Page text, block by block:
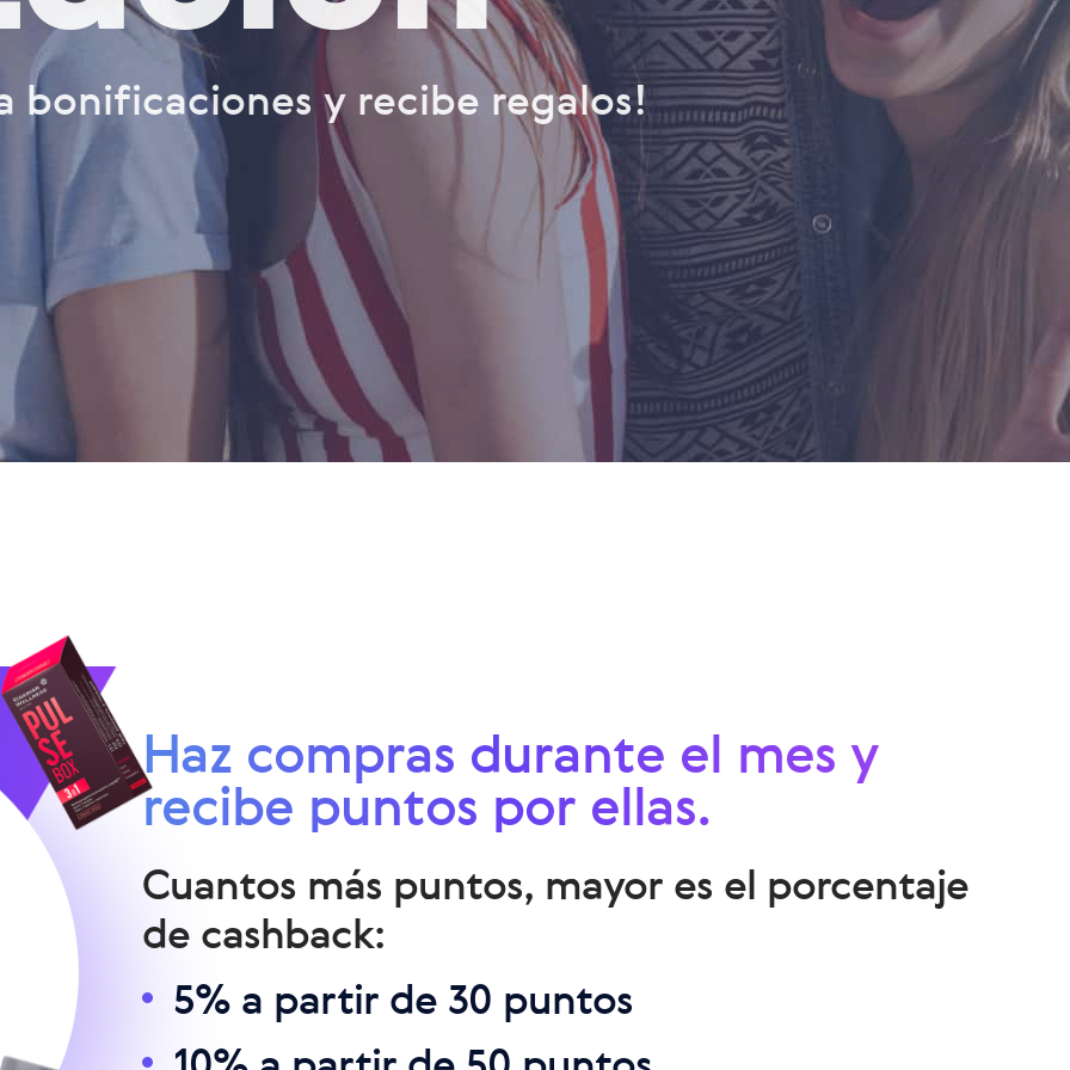
bonificaciones y recibe regalos!
Haz compras durante el mes y
recibe puntos por ellas.
Cuantos más puntos, mayor es el porcentaje
de cashback:
5% a partir de 30 puntos